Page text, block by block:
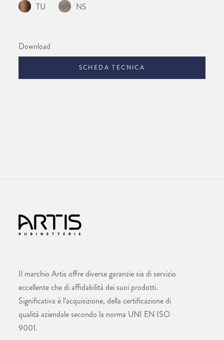
TU
NS
Download
SCHEDA TECNICA
Il marchio Artis offre diverse garanzie sia di servizio
eccellente che di affidabilità dei suoi prodotti.
Significativa è l’acquisizione, della certificazione di
qualità aziendale secondo la norma UNI EN ISO
9001.